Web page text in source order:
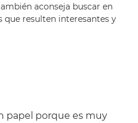
aconseja buscar en
que resulten interesantes y
papel porque es muy